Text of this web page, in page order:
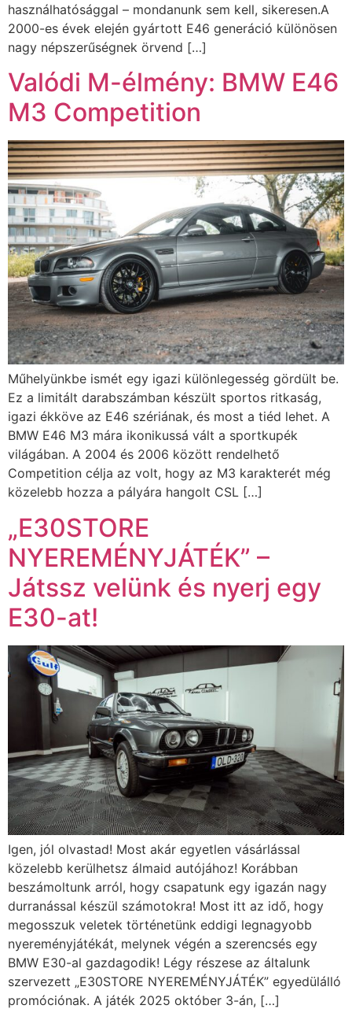
használhatósággal – mondanunk sem kell, sikeresen.A
2000-es évek elején gyártott E46 generáció különösen
nagy népszerűségnek örvend […]
Valódi M-élmény: BMW E46
M3 Competition
Műhelyünkbe ismét egy igazi különlegesség gördült be.
Ez a limitált darabszámban készült sportos ritkaság,
igazi ékköve az E46 szériának, és most a tiéd lehet. A
BMW E46 M3 mára ikonikussá vált a sportkupék
világában. A 2004 és 2006 között rendelhető
Competition célja az volt, hogy az M3 karakterét még
közelebb hozza a pályára hangolt CSL […]
„E30STORE
NYEREMÉNYJÁTÉK” –
Játssz velünk és nyerj egy
E30-at!
Igen, jól olvastad! Most akár egyetlen vásárlással
közelebb kerülhetsz álmaid autójához! Korábban
beszámoltunk arról, hogy csapatunk egy igazán nagy
durranással készül számotokra! Most itt az idő, hogy
megosszuk veletek történetünk eddigi legnagyobb
nyereményjátékát, melynek végén a szerencsés egy
BMW E30-al gazdagodik! Légy részese az általunk
szervezett „E30STORE NYEREMÉNYJÁTÉK” egyedülálló
promóciónak. A játék 2025 október 3-án, […]